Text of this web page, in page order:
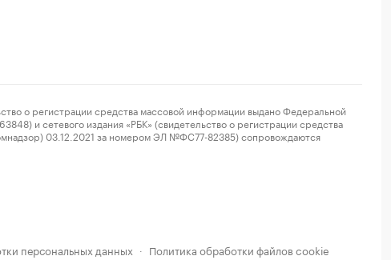
о регистрации средства массовой информации выдано Федеральной
и сетевого издания «РБК» (свидетельство о регистрации средства
03.12.2021 за номером ЭЛ №ФС77-82385) сопровождаются
персональных данных · Политика обработки файлов cookie